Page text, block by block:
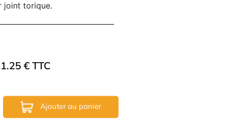
joint torique.
€ TTC
Ajouter au panier